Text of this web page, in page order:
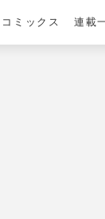
コミックス 連載